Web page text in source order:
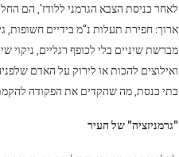
לאחר כניסת הצבא הגרמני ללודז', הם
ארוך: חפירת תעלות נ"מ בידיים חשופות,
מברשת שיניים בלי לכופף רגליים,
ואילוצים להכות או לירוק על האדם
בתי כנסת, מה שהקדים את הפקודה להקמת
"גרמניזציה" של העיר